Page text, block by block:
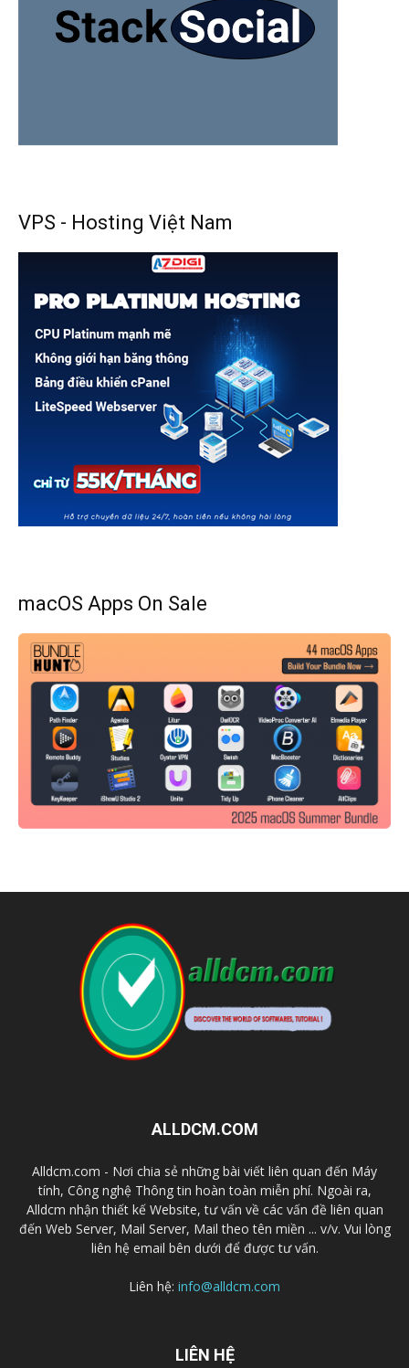
VPS - Hosting Việt Nam
macOS Apps On Sale
ALLDCM.COM
Alldcm.com - Nơi chia sẻ những bài viết liên quan đến Máy
tính, Công nghệ Thông tin hoàn toàn miễn phí. Ngoài ra,
Alldcm nhận thiết kế Website, tư vấn về các vấn đề liên quan
đến Web Server, Mail Server, Mail theo tên miền ... v/v. Vui lòng
liên hệ email bên dưới để được tư vấn.
Liên hệ: info@alldcm.com
LIÊN HỆ